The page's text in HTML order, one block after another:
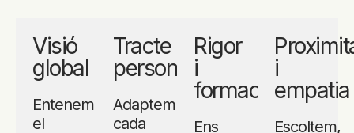
Visió
global
Entenem
el
Tracte
personalitzat
Adaptem
cada
Rigor
i
formació
Ens
i
empatia
Escoltem,